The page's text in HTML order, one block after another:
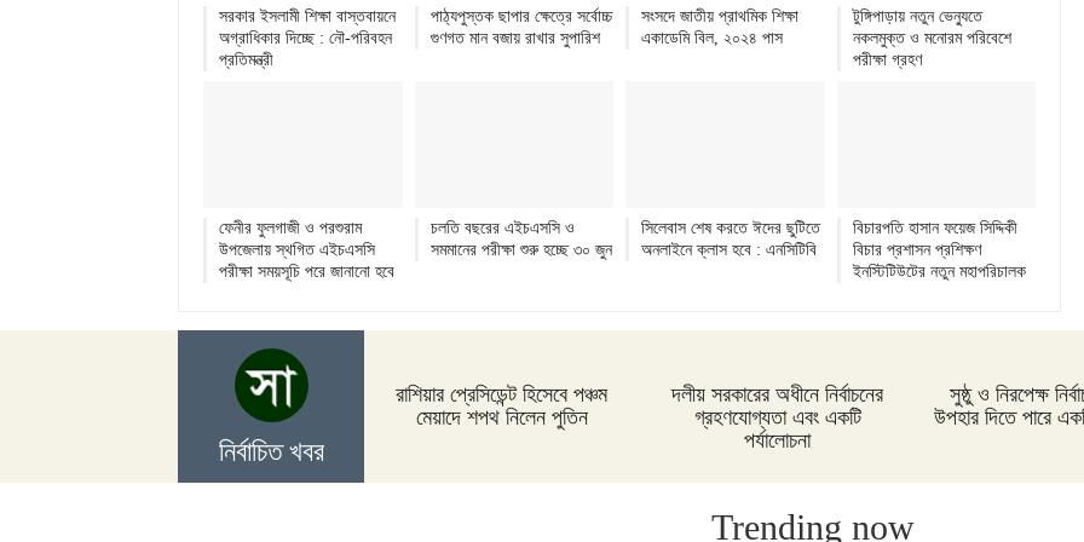
সরকার ইসলামী শিক্ষা বাস্তবায়নে
অগ্রাধিকার দিচ্ছে : নৌ-পরিবহন
প্রতিমন্ত্রী
পাঠ্যপুস্তক ছাপার ক্ষেত্রে সর্বোচ্চ
গুণগত মান বজায় রাখার সুপারিশ
সংসদে জাতীয় প্রাথমিক শিক্ষা
একাডেমি বিল, ২০২৪ পাস
টুঙ্গিপাড়ায় নতুন ভেন্যুতে
নকলমুক্ত ও মনোরম পরিবেশে
পরীক্ষা গ্রহণ
ফেনীর ফুলগাজী ও পরশুরাম
উপজেলায় স্থগিত এইচএসসি
পরীক্ষা সময়সূচি পরে জানানো হবে
চলতি বছরের এইচএসসি ও
সমমানের পরীক্ষা শুরু হচ্ছে ৩০ জুন
সিলেবাস শেষ করতে ঈদের ছুটিতে
অনলাইনে ক্লাস হবে : এনসিটিবি
বিচারপতি হাসান ফয়েজ সিদ্দিকী
বিচার প্রশাসন প্রশিক্ষণ
ইনস্টিটিউটের নতুন মহাপরিচালক
নির্বাচিত খবর
রাশিয়ার প্রেসিডেন্ট হিসেবে পঞ্চম
মেয়াদে শপথ নিলেন পুতিন
দলীয় সরকারের অধীনে নির্বাচনের
গ্রহণযোগ্যতা এবং একটি
পর্যালোচনা
সুষ্ঠু ও নিরপেক্ষ
উপহার দিতে পারে
Trending now